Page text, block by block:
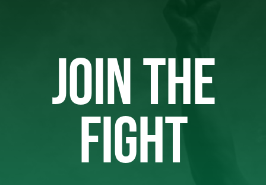
JOIN THE
FIGHT